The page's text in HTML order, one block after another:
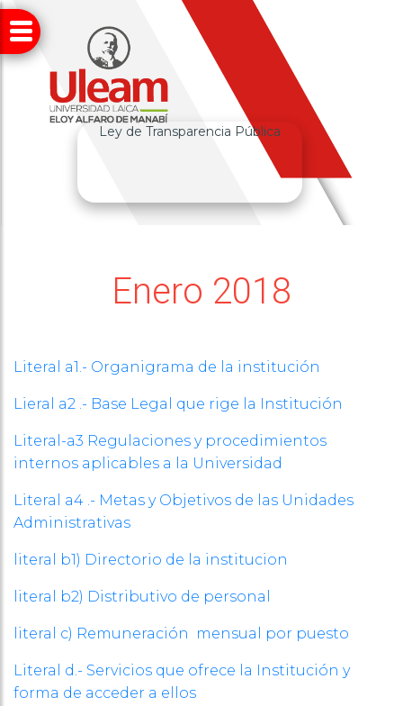
Ley de Transparencia Pública
Enero 2018
Literal a1.- Organigrama de la institución
Lieral a2 .- Base Legal que rige la Institución
Literal-a3 Regulaciones y procedimientos
internos aplicables a la Universidad
Literal a4 .- Metas y Objetivos de las Unidades
Administrativas
literal b1) Directorio de la institucion
literal b2) Distributivo de personal
literal c) Remuneración mensual por puesto
Literal d.- Servicios que ofrece la Institución y
forma de acceder a ellos